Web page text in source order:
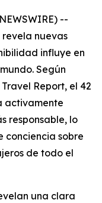
--
nuevas
influye en
Según
Report, el 42
activamente
responsable, lo
conciencia sobre
de todo el
una clara